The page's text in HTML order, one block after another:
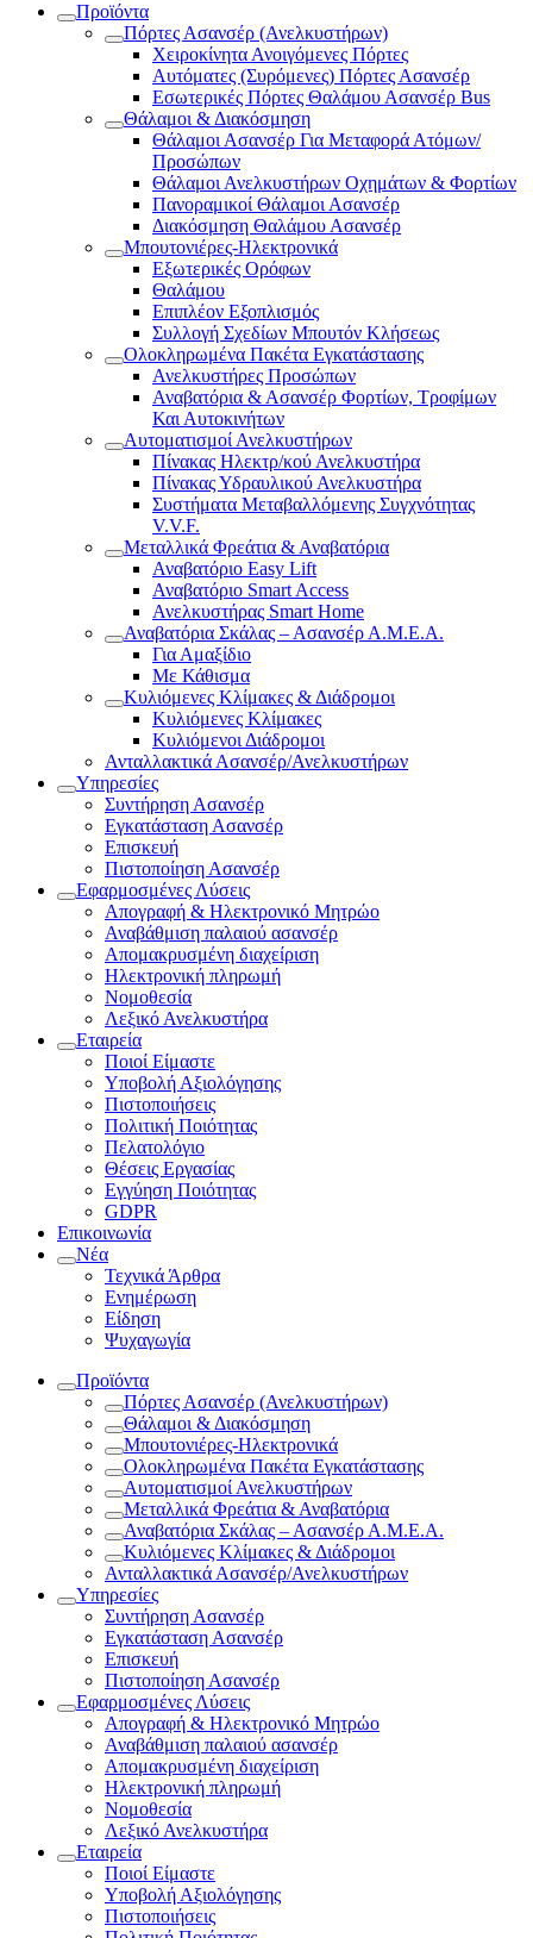
Προϊόντα
Πόρτες Ασανσέρ (Ανελκυστήρων)
Χειροκίνητα Ανοιγόμενες Πόρτες
Αυτόματες (Συρόμενες) Πόρτες Ασανσέρ
Εσωτερικές Πόρτες Θαλάμου Ασανσέρ Bus
Θάλαμοι & Διακόσμηση
Θάλαμοι Ασανσέρ Για Μεταφορά Ατόμων/
Προσώπων
Θάλαμοι Ανελκυστήρων Οχημάτων & Φορτίων
Πανοραμικοί Θάλαμοι Ασανσέρ
Διακόσμηση Θαλάμου Ασανσέρ
Μπουτονιέρες-Ηλεκτρονικά
Εξωτερικές Ορόφων
Θαλάμου
Επιπλέον Εξοπλισμός
Συλλογή Σχεδίων Μπουτόν Κλήσεως
Ολοκληρωμένα Πακέτα Εγκατάστασης
Ανελκυστήρες Προσώπων
Αναβατόρια & Ασανσέρ Φορτίων, Τροφίμων
Και Αυτοκινήτων
Αυτοματισμοί Ανελκυστήρων
Πίνακας Ηλεκτρ/κού Ανελκυστήρα
Πίνακας Υδραυλικού Ανελκυστήρα
Συστήματα Μεταβαλλόμενης Συγχνότητας
V.V.F.
Μεταλλικά Φρεάτια & Αναβατόρια
Αναβατόριο Easy Lift
Αναβατόριο Smart Access
Ανελκυστήρας Smart Home
Αναβατόρια Σκάλας – Ασανσέρ Α.Μ.Ε.Α.
Για Αμαξίδιο
Με Κάθισμα
Κυλιόμενες Κλίμακες & Διάδρομοι
Κυλιόμενες Κλίμακες
Κυλιόμενοι Διάδρομοι
Ανταλλακτικά Ασανσέρ/Ανελκυστήρων
Υπηρεσίες
Συντήρηση Ασανσέρ
Εγκατάσταση Ασανσέρ
Επισκευή
Πιστοποίηση Ασανσέρ
Εφαρμοσμένες Λύσεις
Απογραφή & Ηλεκτρονικό Μητρώο
Αναβάθμιση παλαιού ασανσέρ
Απομακρυσμένη διαχείριση
Ηλεκτρονική πληρωμή
Νομοθεσία
Λεξικό Ανελκυστήρα
Εταιρεία
Ποιοί Είμαστε
Υποβολή Αξιολόγησης
Πιστοποιήσεις
Πολιτική Ποιότητας
Πελατολόγιο
Θέσεις Εργασίας
Εγγύηση Ποιότητας
GDPR
Επικοινωνία
Νέα
Τεχνικά Άρθρα
Ενημέρωση
Είδηση
Ψυχαγωγία
Προϊόντα
Πόρτες Ασανσέρ (Ανελκυστήρων)
Θάλαμοι & Διακόσμηση
Μπουτονιέρες-Ηλεκτρονικά
Ολοκληρωμένα Πακέτα Εγκατάστασης
Αυτοματισμοί Ανελκυστήρων
Μεταλλικά Φρεάτια & Αναβατόρια
Αναβατόρια Σκάλας – Ασανσέρ Α.Μ.Ε.Α.
Κυλιόμενες Κλίμακες & Διάδρομοι
Ανταλλακτικά Ασανσέρ/Ανελκυστήρων
Υπηρεσίες
Συντήρηση Ασανσέρ
Εγκατάσταση Ασανσέρ
Επισκευή
Πιστοποίηση Ασανσέρ
Εφαρμοσμένες Λύσεις
Απογραφή & Ηλεκτρονικό Μητρώο
Αναβάθμιση παλαιού ασανσέρ
Απομακρυσμένη διαχείριση
Ηλεκτρονική πληρωμή
Νομοθεσία
Λεξικό Ανελκυστήρα
Εταιρεία
Ποιοί Είμαστε
Υποβολή Αξιολόγησης
Πιστοποιήσεις